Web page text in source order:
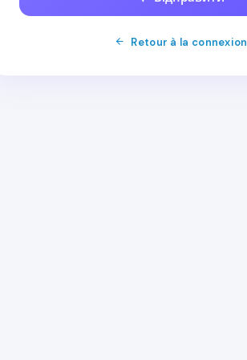
Retour à la connexion